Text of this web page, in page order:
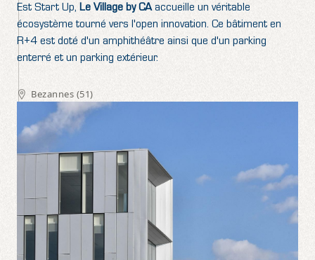
Est Start Up, Le Village by CAaccueille un véritable
écosystème tourné vers l'open innovation. Ce bâtiment en
R+4 est doté d'un amphithéâtre ainsi que d'un parking
enterré et un parking extérieur.
Bezannes (51)